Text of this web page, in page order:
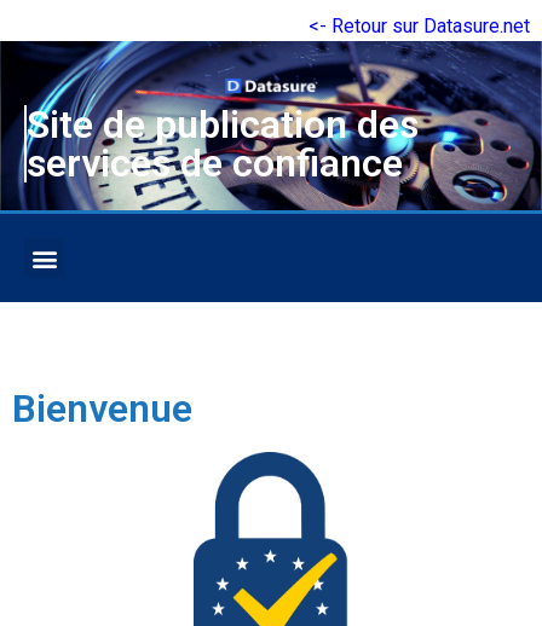
<- Retour sur Datasure.net
Site de publication des
services de confiance
Bienvenue